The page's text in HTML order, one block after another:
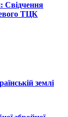
Свідчення
ТЦК
землі